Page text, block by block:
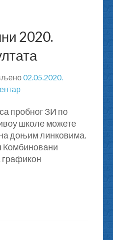
2020.
02.05.2020.
завршни
2020.
графикон
резултата
пробног ЗИ по
школе можете
доњим линковима.
Комбиновани